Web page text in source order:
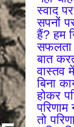
स्वाद
सपनों
हैं? हम
सफलता
बात
वास्तव
बिना
होकर
तो